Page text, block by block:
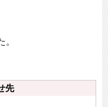
先